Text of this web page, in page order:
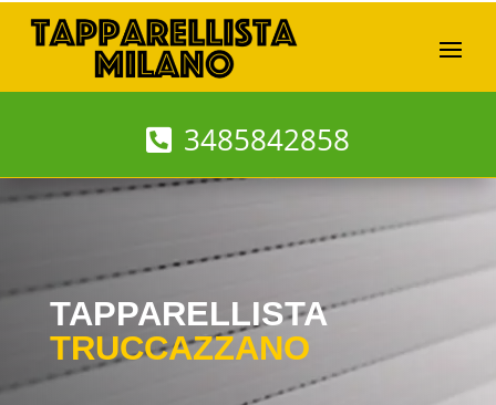
3485842858
TAPPARELLISTA
TRUCCAZZANO